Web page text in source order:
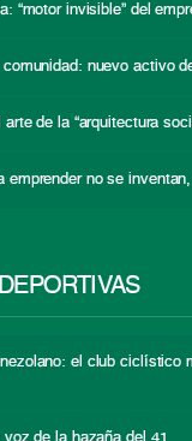
“motor invisible” del
comunidad: nuevo activo
arte de la “arquitectura
emprender no se
el club ciclístico
voz de la hazaña del 41